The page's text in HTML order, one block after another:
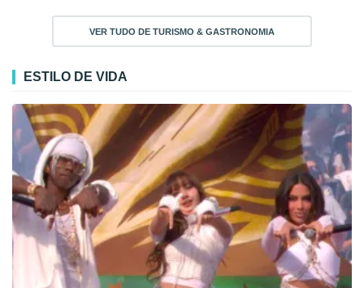
VER TUDO DE TURISMO & GASTRONOMIA
ESTILO DE VIDA